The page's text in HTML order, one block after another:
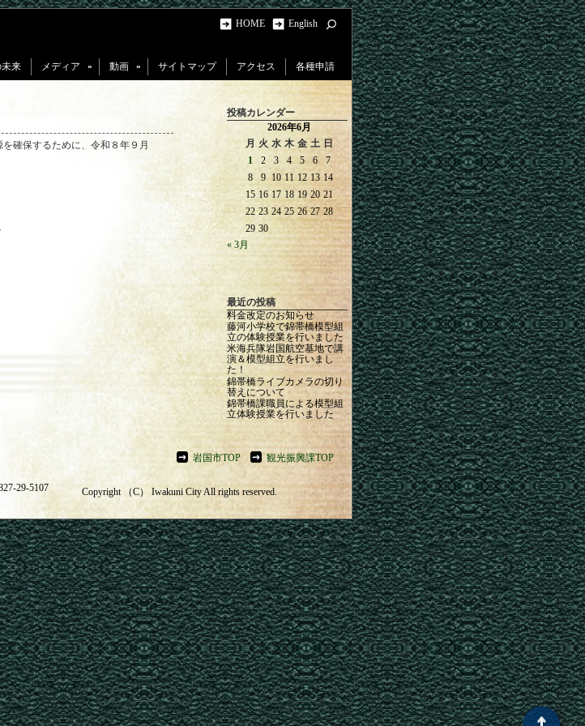
HOME English
来 メディア » 動画 » サイトマップ アクセス 各種申請
確保するために、令和８年９月
投稿カレンダー
2026年6月
月 火 水 木 金 土 日
1
2 3 4 5 6
7
8
9 10 11 12 13 14
15 16 17 18 19 20 21
22 23 24 25 26 27 28
29 30
« 3月
最近の投稿
料金改定のお知らせ
藤河小学校で錦帯橋模型組
立の体験授業を行いました
米海兵隊岩国航空基地で講
演＆模型組立を行いまし
た！
錦帯橋ライブカメラの切り
替えについて
錦帯橋課職員による模型組
立体験授業を行いました
岩国市TOP
観光振興課TOP
0827-29-5107
Copyright （C） Iwakuni City All rights reserved.